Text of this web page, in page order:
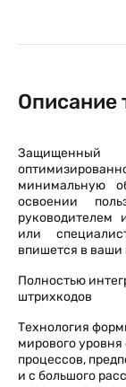
Описание
Защищенный
минимальную
освоении
руководителем
или
впишется в ваши
Полностью
штрихкодов
Технология
мирового
процессов,
и с большого